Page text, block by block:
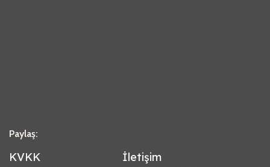
Paylaş:
KVKK İletişim